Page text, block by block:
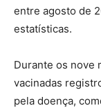
entre agosto de
estatísticas.
Durante os nove
vacinadas
pela doença,